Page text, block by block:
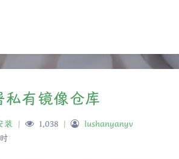
有镜像仓库
装 | 1,038 |
lushanyanyv